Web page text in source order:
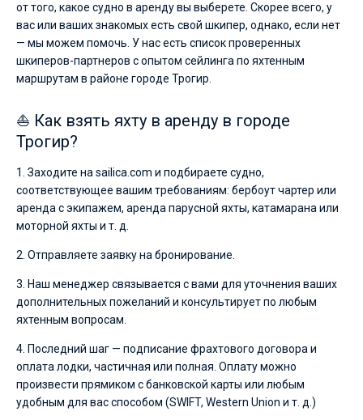
от того, какое судно в аренду вы выберете. Скорее всего, у
вас или ваших знакомых есть свой шкипер, однако, если нет
— мы можем помочь. У нас есть список проверенных
шкиперов-партнеров с опытом сейлинга по яхтенным
маршрутам в районе городе Трогир.
⛵ Как взять яхту в аренду в городе
Трогир?
1. Заходите на sailica.com и подбираете судно,
соответствующее вашим требованиям: бербоут чартер или
аренда с экипажем, аренда парусной яхты, катамарана или
моторной яхты и т. д.
2. Отправляете заявку на бронирование.
3. Наш менеджер связывается с вами для уточнения ваших
дополнительных пожеланий и консультирует по любым
яхтенным вопросам.
4. Последний шаг — подписание фрахтового договора и
оплата лодки, частичная или полная. Оплату можно
произвести прямиком с банковской карты или любым
удобным для вас способом (SWIFT, Western Union и т. д.)